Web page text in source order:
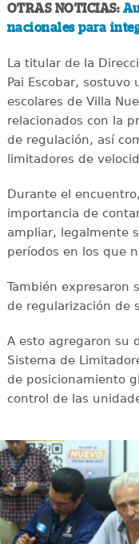
OTRAS NOTICIAS:
nacionales para
La titular de la
Pai Escobar,
escolares de Villa
relacionados con la
de regulación, así
limitadores de
Durante el
importancia de
ampliar, legalmente
períodos en los que
También expresaron
de regularización de
A esto agregaron su
Sistema de
de posicionamiento
control de las